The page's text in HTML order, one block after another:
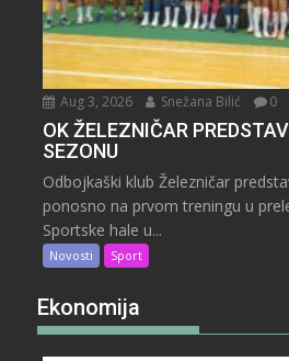
Aug 3, 2026 Snežana Bilić 0
OK ŽELEZNIČAR
SEZONU
Odbojkaški klub Železničar
ponosno na prvom treningu u
Sportske hale u...
Novosti Sport
Ekonomija